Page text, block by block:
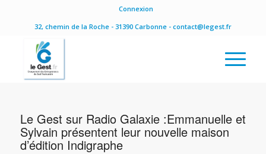
Connexion
32, chemin de la Roche - 31390 Carbonne - contact@legest.fr
Le Gest sur Radio Galaxie :Emmanuelle et
Sylvain présentent leur nouvelle maison
d’édition Indigraphe